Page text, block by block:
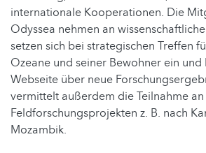
internationale Kooperationen. Die
Odyssea nehmen an
setzen sich bei strategischen Treffen
Ozeane und seiner Bewohner ein
Webseite über neue
vermittelt außerdem die Teilnahme an
Feldforschungsprojekten z. B. nach
Mozambik.